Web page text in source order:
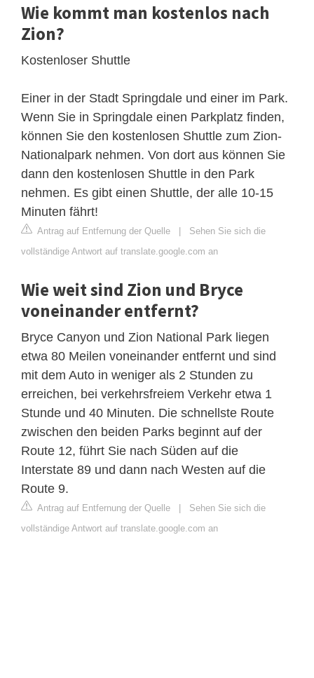
Wie kommt man kostenlos nach
Zion?
Kostenloser Shuttle
Einer in der Stadt Springdale und einer im Park.
Wenn Sie in Springdale einen Parkplatz finden,
können Sie den kostenlosen Shuttle zum Zion-
Nationalpark nehmen. Von dort aus können Sie
dann den kostenlosen Shuttle in den Park
nehmen. Es gibt einen Shuttle, der alle 10-15
Minuten fährt!
Antrag auf Entfernung der Quelle | Sehen Sie sich die
vollständige Antwort auf translate.google.com an
Wie weit sind Zion und Bryce
voneinander entfernt?
Bryce Canyon und Zion National Park liegen
etwa 80 Meilen voneinander entfernt und sind
mit dem Auto in weniger als 2 Stunden zu
erreichen, bei verkehrsfreiem Verkehr etwa 1
Stunde und 40 Minuten. Die schnellste Route
zwischen den beiden Parks beginnt auf der
Route 12, führt Sie nach Süden auf die
Interstate 89 und dann nach Westen auf die
Route 9.
Antrag auf Entfernung der Quelle | Sehen Sie sich die
vollständige Antwort auf translate.google.com an